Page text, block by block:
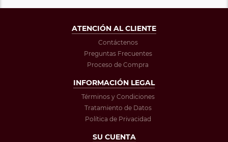
ATENCIÓN AL CLIENTE
Contáctenos
Preguntas Frecuentes
Proceso de Compra
INFORMACIÓN LEGAL
Términos y Condiciones
Tratamiento de Datos
Política de Privacidad
SU CUENTA